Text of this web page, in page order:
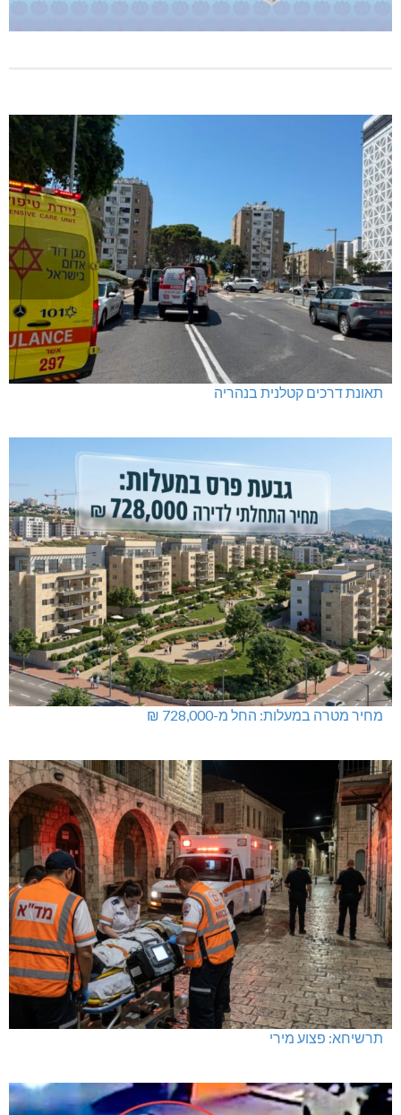
תאונת דרכים קטלנית בנהריה
מחיר מטרה במעלות: החל מ-728,000 ₪
תרשיחא: פצוע מירי